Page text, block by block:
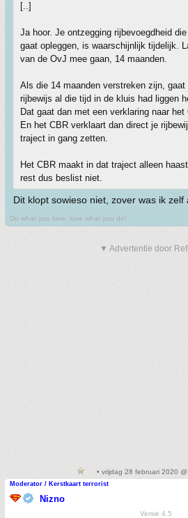
[..]
Ja hoor. Je ontzegging rijbevoegdheid
gaat opleggen, is waarschijnlijk tijdelijk.
van de OvJ mee gaan, 14 maanden.
Als die 14 maanden verstreken zijn,
rijbewijs al die tijd in de kluis had liggen
Dat gaat dan met een verklaring naar het
En het CBR verklaart dan direct je
traject in gang zetten.
Het CBR maakt in dat traject alleen
rest dus beslist niet.
Dit klopt sowieso niet, zover was ik zelf
Do what you love, love what you do!
▼ Advertentie door
• vrijdag 28 februari 2020 @
Moderator / Kerstkaart terrorist
Nizno
Versie 4.5